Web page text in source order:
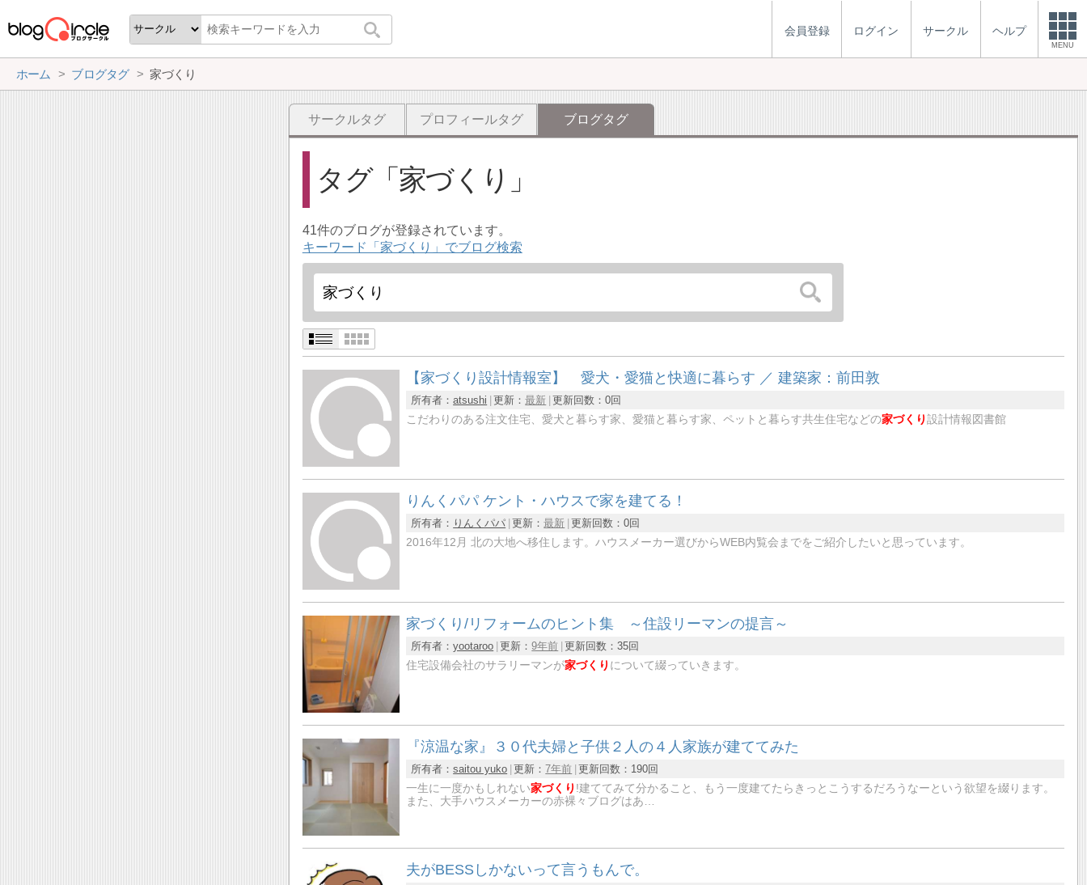
会員登録 ログイン サークル ヘルプ
MENU
ホーム ブログタグ 家づくり
サークルタグ プロフィールタグ ブログタグ
タグ 家づくり
41件のブログが登録されています。
キーワード「家づくり」でブログ検索
【家づくり設計情報室】 愛犬・愛猫と快適に暮らす ／ 建築家：前田敦
所有者：atsushi 更新：最新 更新回数：0回
こだわりのある注文住宅、愛犬と暮らす家、愛猫と暮らす家、ペットと暮らす共生住宅などの家づくり 設計情報図書館
りんくパパ ケント・ハウスで家を建てる！
所有者： りんくパパ 更新：最新 更新回数：0回
2016年12月 北の大地へ移住します。ハウスメーカー選びからWEB内覧会までをご紹介したいと思っています。
家づくり/リフォームのヒント集 ～住設リーマンの提言～
所有者：yootaroo 更新：9年前 更新回数：35回
住宅設備会社のサラリーマンが家づくり について綴っていきます。
『涼温な家』３０代夫婦と子供２人の４人家族が建ててみた
所有者：saitou yuko 更新：7年前 更新回数： 190回
一生に一度かもしれない家づくり !建ててみて分かること、もう一度建てたらきっとこうするだろうなーという欲望を綴ります。
また、大手ハウスメーカーの赤裸々ブログはあ…
夫がBESSしかないって言うもんで。